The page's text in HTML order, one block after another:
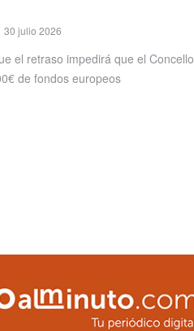
Posted
30 julio 2026
el retraso impedirá que el Concello
de fondos europeos